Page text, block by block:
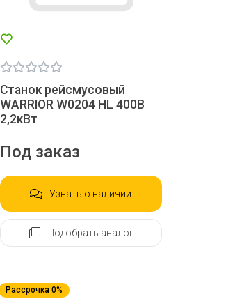
Станок рейсмусовый
WARRIOR W0204 HL 400В
2,2кВт
Под заказ
Узнать о наличии
Подобрать аналог
Рассрочка 0%